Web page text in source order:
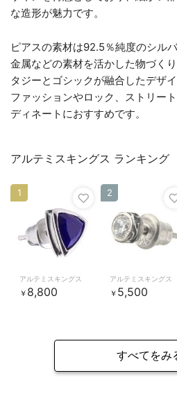
な造形が魅力です。
ピアスの素材は92.5％純度のシル
金属などの素材を活かした物づく
タジーとゴシックが融合したデザ
ファッションやロック、ストリー
ディネートにおすすめです。
アルテミスキングス ランキング
アルテミスキングス
￥ 8,800
1
アルテミスキングス
￥ 5,500
2
すべてをみ